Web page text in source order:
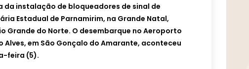
da instalação de bloqueadores de sinal de
Estadual de Parnamirim, na Grande Natal,
Grande do Norte. O desembarque no Aeroporto
Alves, em São Gonçalo do Amarante, aconteceu
feira (5).